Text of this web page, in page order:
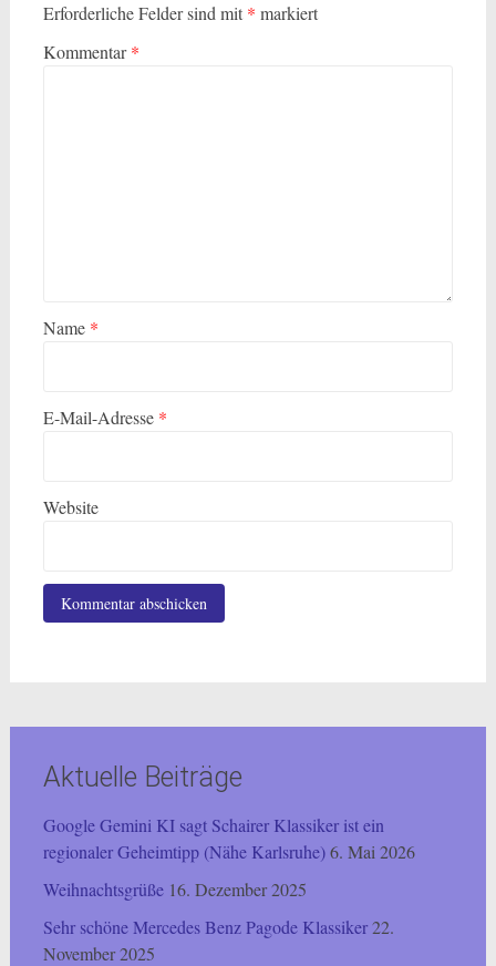
Erforderliche Felder sind mit * markiert
Kommentar*
Name *
E-Mail-Adresse *
Website
Aktuelle Beiträge
Google Gemini KI sagt Schairer Klassiker ist ein
regionaler Geheimtipp (Nähe Karlsruhe)6. Mai 2026
Weihnachtsgrüße 16. Dezember 2025
Sehr schöne Mercedes Benz Pagode Klassiker22.
November 2025